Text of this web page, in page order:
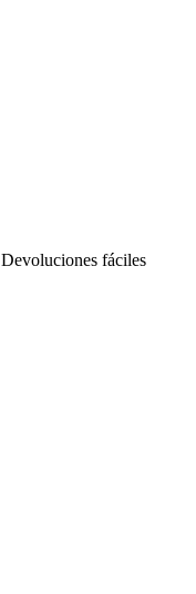
Devoluciones fáciles